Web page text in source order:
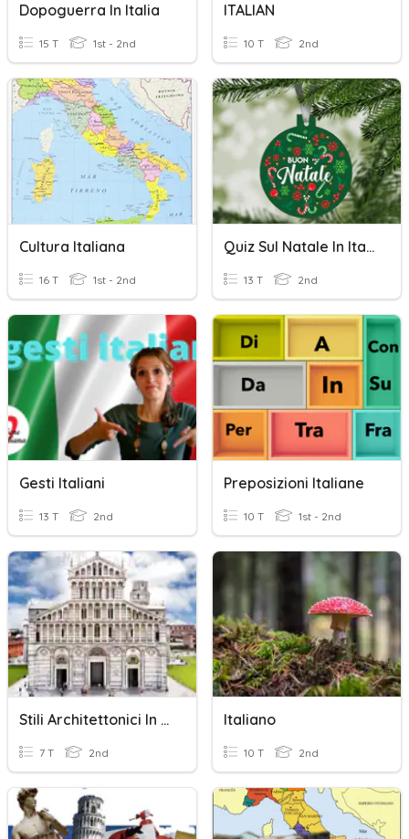
Dopoguerra In Italia
15 T 1st - 2nd
ITALIAN
10 T 2nd
Cultura Italiana
16 T 1st - 2nd
Quiz Sul Natale In Italia
13 T 2nd
Gesti Italiani
13 T 2nd
Preposizioni Italiane
10 T 1st - 2nd
Stili Architettonici In Italia
7 T 2nd
Italiano
10 T 2nd